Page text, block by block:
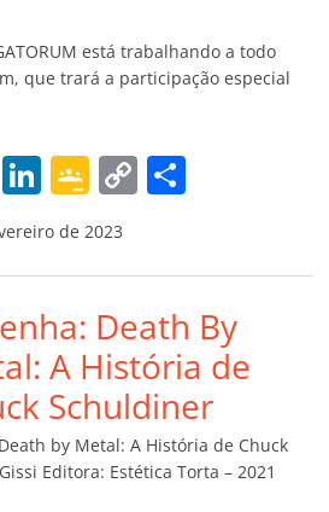
está trabalhando a todo
que trará a participação especial
W Li
k
e
dI
n
G
o
o
gl
e
Cl
a
ss
ro
C
y
Li
n
k
p
ar
til
h
ar
de 2023
Death By
A História de
Schuldiner
by Metal: A História de Chuck
Editora: Estética Torta – 2021